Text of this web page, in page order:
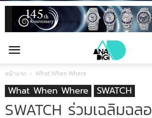
หน้าแรก What When Where
What When Where SWATCH
SWATCH ร่วมเฉลิมฉล